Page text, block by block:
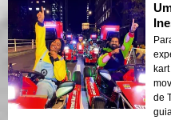
de